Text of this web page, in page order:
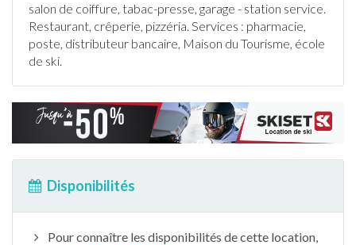
salon de coiffure, tabac-presse, garage - station service.
Restaurant, crêperie, pizzéria. Services : pharmacie,
poste, distributeur bancaire, Maison du Tourisme, école
de ski.
Disponibilités
Pour connaître les disponibilités de cette location,